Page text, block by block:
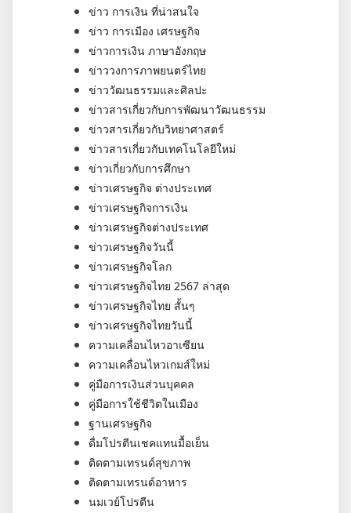
ข่าว การเงิน ที่น่าสนใจ
ข่าว การเมือง เศรษฐกิจ
ข่าวการเงิน ภาษาอังกฤษ
ข่าววงการภาพยนตร์ไทย
ข่าววัฒนธรรมและศิลปะ
ข่าวสารเกี่ยวกับการพัฒนาวัฒนธรรม
ข่าวสารเกี่ยวกับวิทยาศาสตร์
ข่าวสารเกี่ยวกับเทคโนโลยีใหม่
ข่าวเกี่ยวกับการศึกษา
ข่าวเศรษฐกิจ ต่างประเทศ
ข่าวเศรษฐกิจการเงิน
ข่าวเศรษฐกิจต่างประเทศ
ข่าวเศรษฐกิจวันนี้
ข่าวเศรษฐกิจโลก
ข่าวเศรษฐกิจไทย 2567 ล่าสุด
ข่าวเศรษฐกิจไทย สั้นๆ
ข่าวเศรษฐกิจไทยวันนี้
ความเคลื่อนไหวอาเซียน
ความเคลื่อนไหวเกมส์ใหม่
คู่มือการเงินส่วนบุคคล
คู่มือการใช้ชีวิตในเมือง
ฐานเศรษฐกิจ
ดื่มโปรตีนเชคแทนมื้อเย็น
ติดตามเทรนด์สุขภาพ
ติดตามเทรนด์อาหาร
นมเวย์โปรตีน